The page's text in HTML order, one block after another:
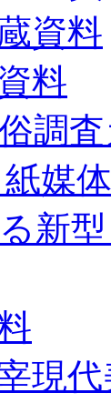
資料
料
調査
媒
新
現